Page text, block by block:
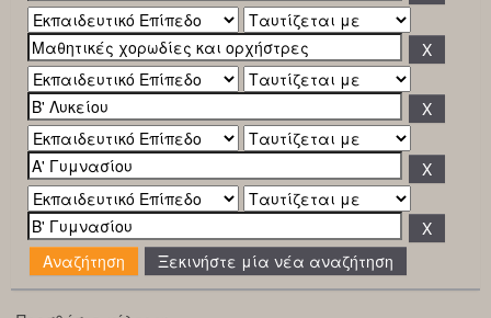
Ξεκινήστε μία νέα αναζήτηση